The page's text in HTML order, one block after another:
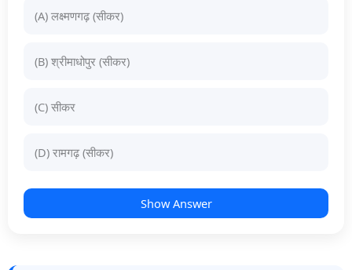
(A) लक्ष्मणगढ़ (सीकर)
(B) श्रीमाधोपुर (सीकर)
(C) सीकर
(D) रामगढ़ (सीकर)
Show Answer